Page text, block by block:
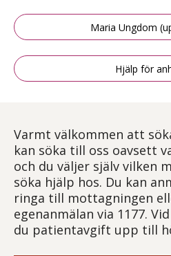
Maria Ungdom
Hjälp för
Varmt välkommen att
kan söka till oss oavsett
och du väljer själv vilken
söka hjälp hos. Du kan
ringa till mottagningen
egenanmälan via 1177.
du patientavgift upp till